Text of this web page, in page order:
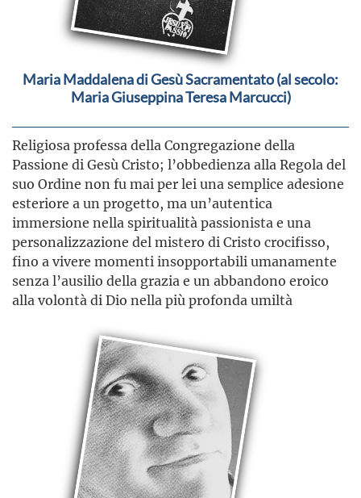
Maria Maddalena di Gesù Sacramentato (al secolo:
Maria Giuseppina Teresa Marcucci)
Religiosa professa della Congregazione della
Passione di Gesù Cristo; l’obbedienza alla Regola del
suo Ordine non fu mai per lei una semplice adesione
esteriore a un progetto, ma un’autentica
immersione nella spiritualità passionista e una
personalizzazione del mistero di Cristo crocifisso,
fino a vivere momenti insopportabili umanamente
senza l’ausilio della grazia e un abbandono eroico
alla volontà di Dio nella più profonda umiltà